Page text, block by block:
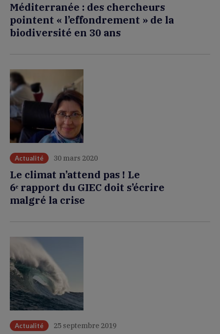
Méditerranée : des chercheurs
pointent « l’effondrement » de la
biodiversité en 30 ans
Actualité 30 mars 2020
Le climat n’attend pas ! Le
6ᵉ rapport du GIEC doit s’écrire
malgré la crise
Actualité 25 septembre 2019